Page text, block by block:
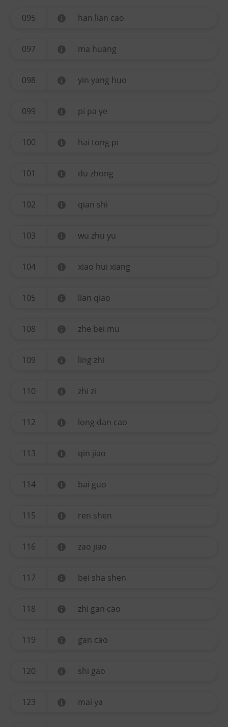
095 han lian cao
097 ma huang
098 yin yang huo
099 pi pa ye
100 hai tong pi
101 du zhong
102 qian shi
103 wu zhu yu
104 xiao hui xiang
105 lian qiao
108 zhe bei mu
109 ling zhi
110 zhi zi
112 long dan cao
113 qin jiao
114 bai guo
115 ren shen
116 zao jiao
117 bei sha shen
118 zhi gan cao
119 gan cao
120 shi gao
123 mai ya